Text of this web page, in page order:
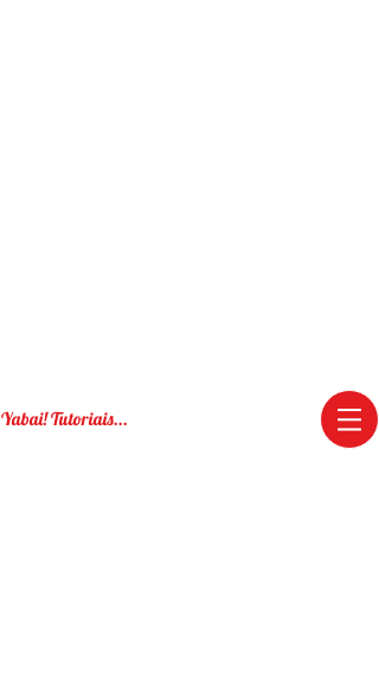
Yabai! Tutoriais...